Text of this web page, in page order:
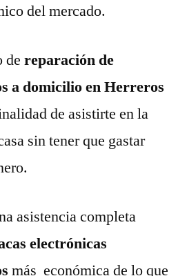
del mercado.
de reparación de
a domicilio en Herreros
de asistirte en la
sin tener que gastar
asistencia completa
electrónicas
más económica de lo que